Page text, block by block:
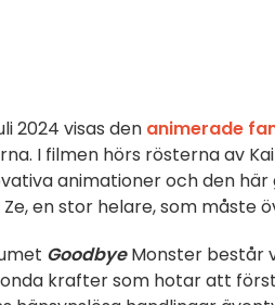
2024 visas den animerade
I filmen hörs rösterna av
animationer och den
Ze, en stor helare, som måste
GoodbyeMonster består
krafter som hotar att